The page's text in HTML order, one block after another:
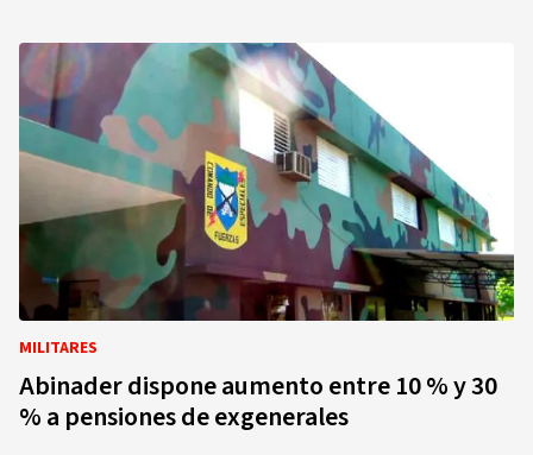
MILITARES
Abinader dispone aumento entre 10 % y 30
% a pensiones de exgenerales